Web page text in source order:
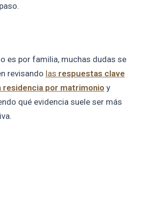
es por familia, muchas dudas se
revisando las respuestas clave
residencia por matrimonioy
qué evidencia suele ser más